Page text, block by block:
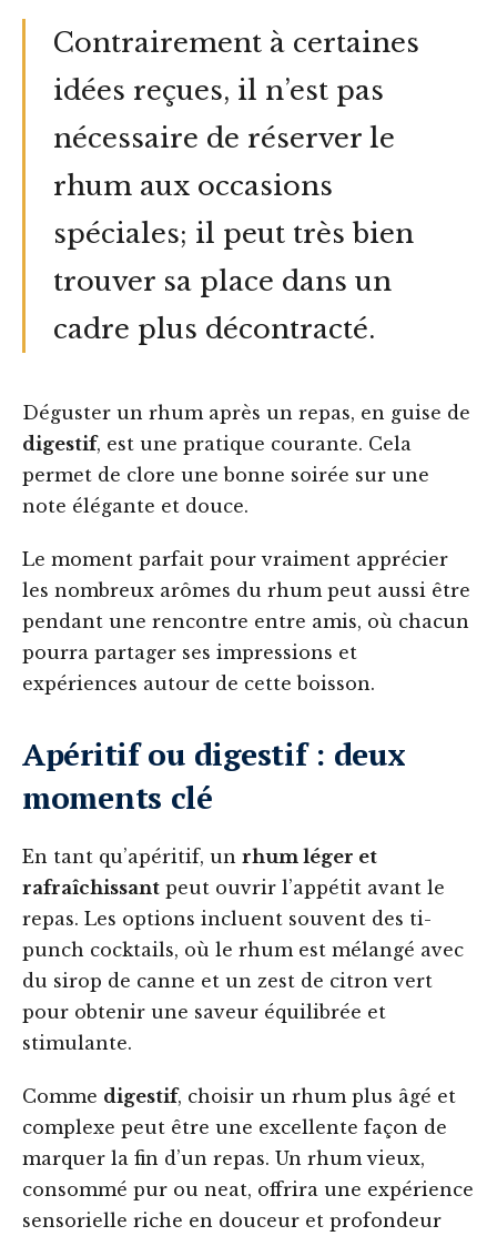
Contrairement à certaines
idées reçues, il n’est pas
nécessaire de réserver le
rhum aux occasions
spéciales; il peut très bien
trouver sa place dans un
cadre plus décontracté.
Déguster un rhum après un repas, en guise de
digestif, est une pratique courante. Cela
permet de clore une bonne soirée sur une
note élégante et douce.
Le moment parfait pour vraiment apprécier
les nombreux arômes du rhum peut aussi être
pendant une rencontre entre amis, où chacun
pourra partager ses impressions et
expériences autour de cette boisson.
Apéritif ou digestif : deux
moments clé
En tant qu’apéritif, un rhum léger et
rafraîchissant peut ouvrir l’appétit avant le
repas. Les options incluent souvent des ti-
punch cocktails, où le rhum est mélangé avec
du sirop de canne et un zest de citron vert
pour obtenir une saveur équilibrée et
stimulante.
Comme digestif, choisir un rhum plus âgé et
complexe peut être une excellente façon de
marquer la fin d’un repas. Un rhum vieux,
consommé pur ou neat, offrira une expérience
sensorielle riche en douceur et profondeur